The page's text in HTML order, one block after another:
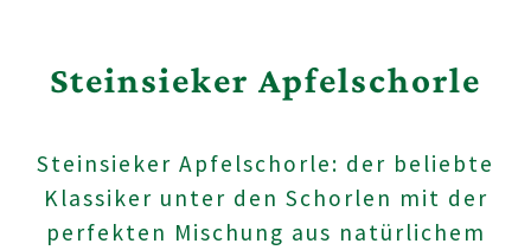
Steinsieker Apfelschorle
Steinsieker Apfelschorle: der beliebte
Klassiker unter den Schorlen mit der
perfekten Mischung aus natürlichem